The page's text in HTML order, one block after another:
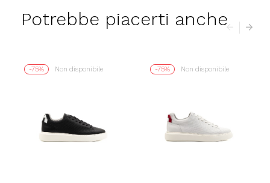
Potrebbe piacerti anche
-75% Non disponibile -75% Non disponibile